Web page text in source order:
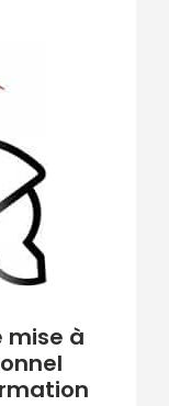
mise à